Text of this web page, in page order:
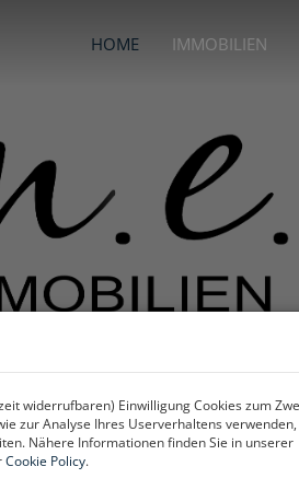
HOME IMMOBILIEN
widerrufbaren) Einwilligung Cookies zum
zur Analyse Ihres Userverhaltens
Nähere Informationen finden Sie in unserer
Cookie Policy.